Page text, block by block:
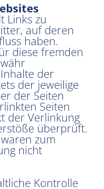
Links zu
auf deren
haben.
diese fremden
der
der jeweilige
der Seiten
Seiten
der Verlinkung
überprüft.
zum
nicht
Kontrolle